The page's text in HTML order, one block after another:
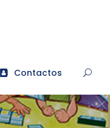
Contactos